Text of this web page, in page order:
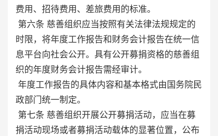
费用、招待费用、差旅费用的标准。
第六条 慈善组织应当按照有关法律法规规定的
时限，将年度工作报告和财务会计报告在统一信
息平台向社会公开。具有公开募捐资格的慈善组
织的年度财务会计报告需经审计。
年度工作报告的具体内容和基本格式由国务院民
政部门统一制定。
第七条 慈善组织开展公开募捐活动，应当在募
捐活动现场或者募捐活动载体的显著位置，公布